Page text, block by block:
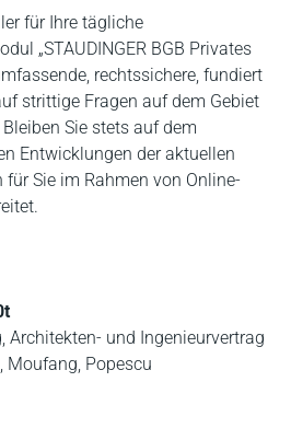
für Ihre tägliche
„STAUDINGER BGB Privates
rechtssichere, fundiert
strittige Fragen auf dem Gebiet
Sie stets auf dem
Entwicklungen der aktuellen
für Sie im Rahmen von Online-
Architekten- und Ingenieurvertrag
Moufang, Popescu